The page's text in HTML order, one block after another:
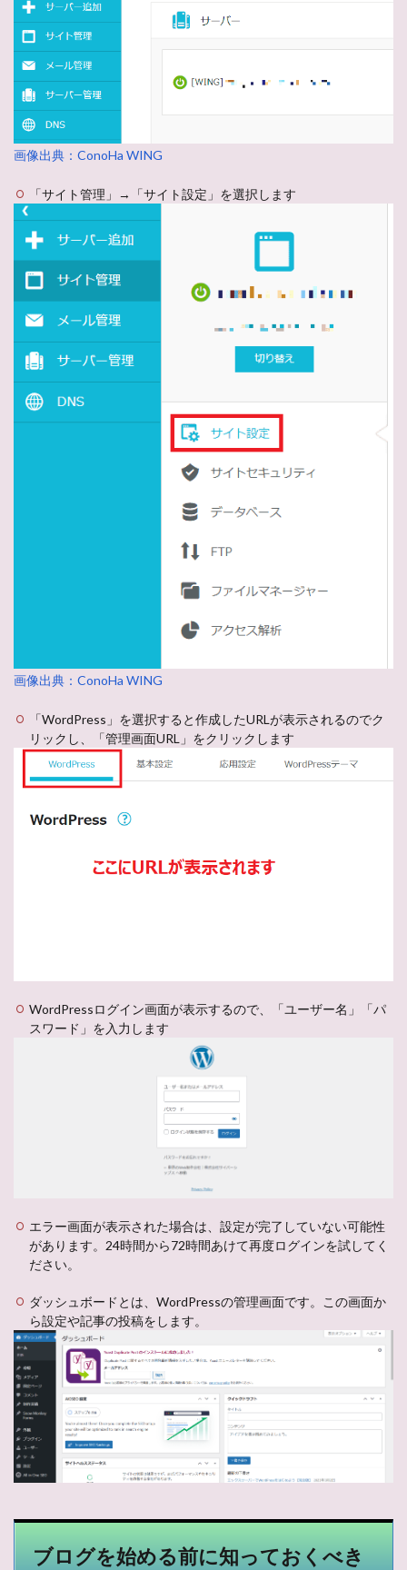
画像出典：ConoHa WING
「サイト管理」→「サイト設定」を選択します
画像出典：ConoHa WING
「WordPress」を選択すると作成したURLが表示されるのでク
リックし、「管理画面URL」をクリックします
WordPressログイン画面が表示するので、「ユーザー名」「パ
スワード」を入力します
エラー画面が表示された場合は、設定が完了していない可能性
があります。24時間から72時間あけて再度ログインを試してく
ださい。
ダッシュボードとは、WordPressの管理画面です。この画面か
ら設定や記事の投稿をします。
ブログを始める前に知っておくべき